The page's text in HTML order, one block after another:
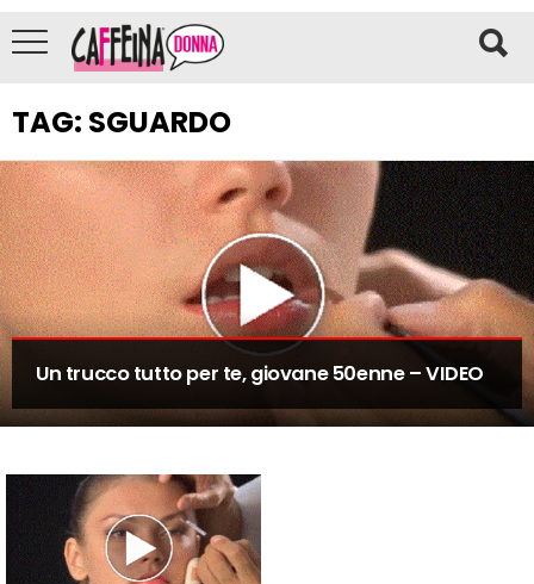
TAG: SGUARDO
Un trucco tutto per te, giovane 50enne – VIDEO